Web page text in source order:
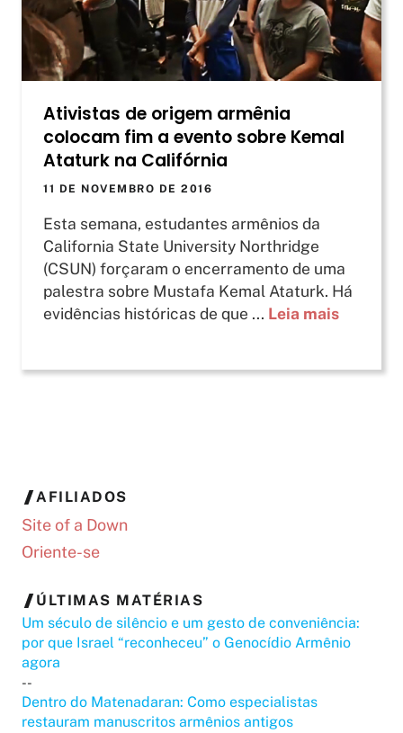
Ativistas de origem armênia
colocam fim a evento sobre Kemal
Ataturk na Califórnia
11 DE NOVEMBRO DE 2016
Esta semana, estudantes armênios da
California State University Northridge
(CSUN) forçaram o encerramento de uma
palestra sobre Mustafa Kemal Ataturk. Há
evidências históricas de que ... Leia mais
AFILIADOS
Site of a Down
Oriente-se
ÚLTIMAS MATÉRIAS
Um século de silêncio e um gesto de conveniência:
por que Israel “reconheceu” o Genocídio Armênio
agora
--
Dentro do Matenadaran: Como especialistas
restauram manuscritos armênios antigos